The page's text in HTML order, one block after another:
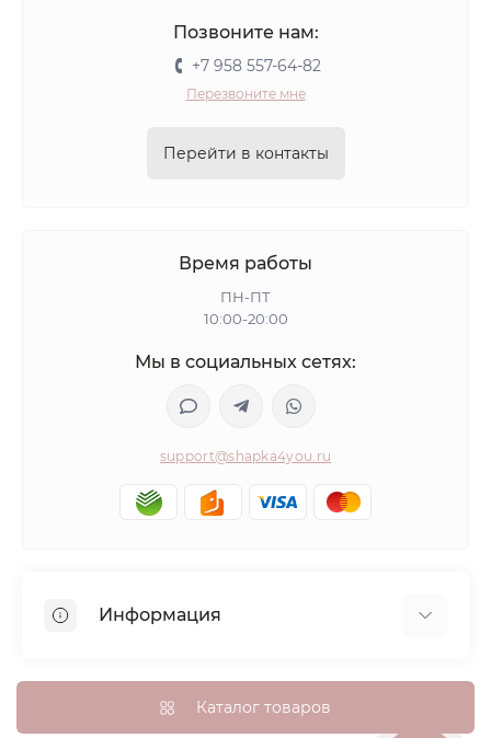
Позвоните нам:
+7 958 557-64-82
Перезвоните мне
Перейти в контакты
Время работы
ПН-ПТ
10:00-20:00
Мы в социальных сетях:
support@shapka4you.ru
Информация
Доставка, оплата и бонусные баллы
Каталог товаров